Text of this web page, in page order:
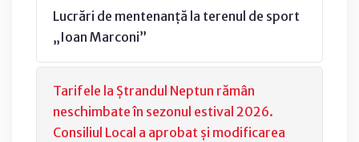
Lucrări de mentenanță la terenul de sport
„Ioan Marconi”
Tarifele la Ștrandul Neptun rămân
neschimbate în sezonul estival 2026.
Consiliul Local a aprobat și modificarea